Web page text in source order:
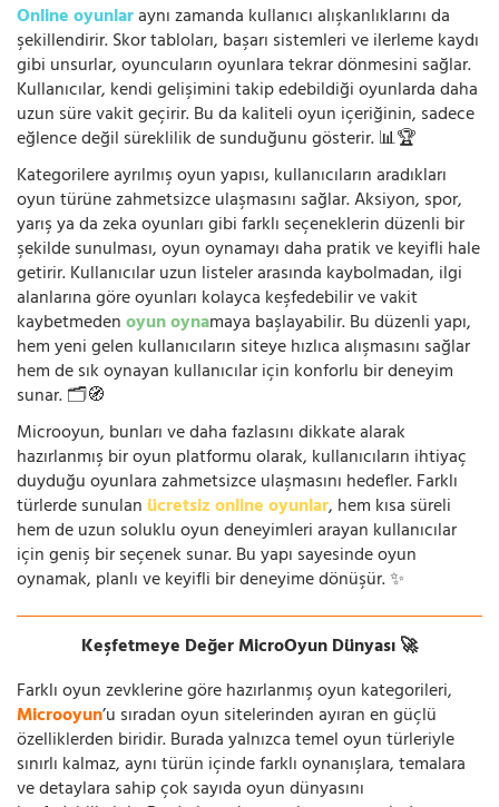
Online oyunlaraynı zamanda kullanıcı alışkanlıklarını da
şekillendirir. Skor tabloları, başarı sistemleri ve ilerleme kaydı
gibi unsurlar, oyuncuların oyunlara tekrar dönmesini sağlar.
Kullanıcılar, kendi gelişimini takip edebildiği oyunlarda daha
uzun süre vakit geçirir. Bu da kaliteli oyun içeriğinin, sadece
eğlence değil süreklilik de sunduğunu gösterir. 📊🏆
Kategorilere ayrılmış oyun yapısı, kullanıcıların aradıkları
oyun türüne zahmetsizce ulaşmasını sağlar. Aksiyon, spor,
yarış ya da zeka oyunları gibi farklı seçeneklerin düzenli bir
şekilde sunulması, oyun oynamayı daha pratik ve keyifli hale
getirir. Kullanıcılar uzun listeler arasında kaybolmadan, ilgi
alanlarına göre oyunları kolayca keşfedebilir ve vakit
kaybetmedenoyun oynamaya başlayabilir. Bu düzenli yapı,
hem yeni gelen kullanıcıların siteye hızlıca alışmasını sağlar
hem de sık oynayan kullanıcılar için konforlu bir deneyim
sunar. 🗂️🧭
Microoyun, bunları ve daha fazlasını dikkate alarak
hazırlanmış bir oyun platformu olarak, kullanıcıların ihtiyaç
duyduğu oyunlara zahmetsizce ulaşmasını hedefler. Farklı
türlerde sunulan ücretsiz online oyunlar, hem kısa süreli
hem de uzun soluklu oyun deneyimleri arayan kullanıcılar
için geniş bir seçenek sunar. Bu yapı sayesinde oyun
oynamak, planlı ve keyifli bir deneyime dönüşür. ✨
Keşfetmeye Değer MicroOyun Dünyası 🚀
Farklı oyun zevklerine göre hazırlanmış oyun kategorileri,
Microoyun’u sıradan oyun sitelerinden ayıran en güçlü
özelliklerden biridir. Burada yalnızca temel oyun türleriyle
sınırlı kalmaz, aynı türün içinde farklı oynanışlara, temalara
ve detaylara sahip çok sayıda oyun dünyasını